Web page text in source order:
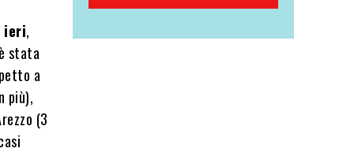
ieri,
stata
a
più),
(3